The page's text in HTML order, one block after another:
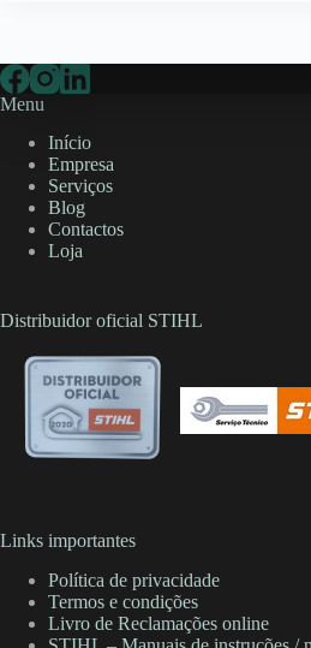
Menu
Início
Empresa
Serviços
Blog
Contactos
Loja
Distribuidor oficial STIHL
Links importantes
Política de privacidade
Termos e condições
Livro de Reclamações online